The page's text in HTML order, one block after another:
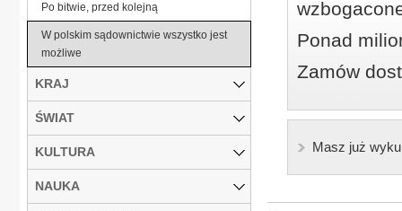
Ponad
Zamów
Masz już
Po bitwie, przed kolejną
W polskim sądownictwie wszystko jest
możliwe
KRAJ
ŚWIAT
KULTURA
NAUKA